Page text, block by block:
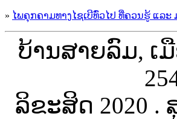
» ໄພຄຸກຄາມທາງໄຊເບີທົ່ວໄປ ທີ່ຄວນຮູ້ ແລ
ບ້ານສາຍລົມ, ເ
ລິຂະສິດ 2020